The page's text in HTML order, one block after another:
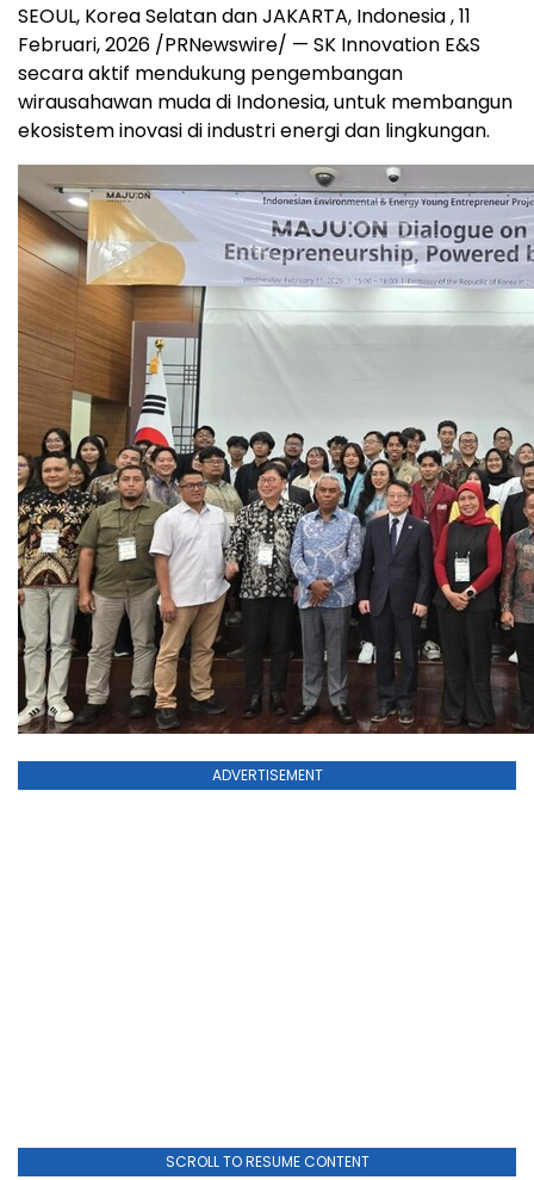
SEOUL, Korea Selatan dan JAKARTA, Indonesia,11
Februari, 2026 /PRNewswire/ — SK Innovation E&S
secara aktif mendukung pengembangan
wirausahawan muda di Indonesia, untuk membangun
ekosistem inovasi di industri energi dan lingkungan.
ADVERTISEMENT
SCROLL TO RESUME CONTENT